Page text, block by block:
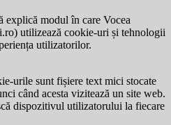
explică modul în care Vocea
) utilizează cookie-uri și tehnologii
utilizatorilor.
urile sunt fișiere text mici stocate
când acesta vizitează un site web.
dispozitivul utilizatorului la fiecare